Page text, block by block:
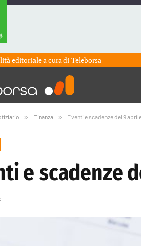
editoriale a cura diTeleborsa
» Finanza » Eventi e scadenze del 9
e scadenze